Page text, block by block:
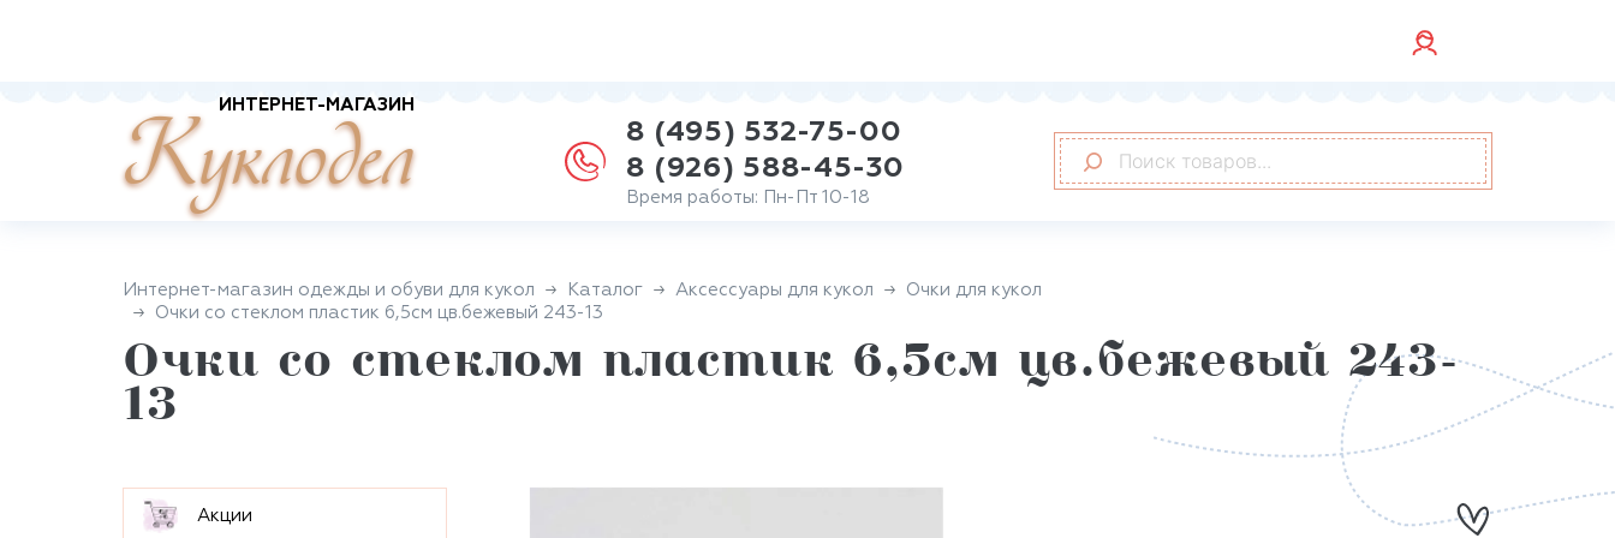
ИНТЕРНЕТ-МАГАЗИН
Куклодел
8 (495) 532-75-00
8 (926) 588-45-30
Время работы: Пн-Пт 10-18
Интернет-магазин одежды и обуви для кукол Каталог Аксессуары для кукол
Очки для кукол
Очки со стеклом пластик 6,5см цв.бежевый 243-13
Очки со стеклом пластик 6,5см цв.бежевый 243-
13
Aкции